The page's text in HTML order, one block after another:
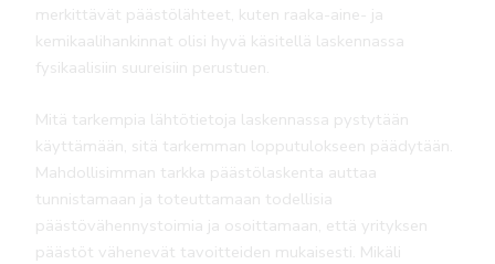
merkittävät päästölähteet, kuten raaka-aine- ja
kemikaalihankinnat olisi hyvä käsitellä laskennassa
fysikaalisiin suureisiin perustuen.
Mitä tarkempia lähtötietoja laskennassa pystytään
käyttämään, sitä tarkemman lopputulokseen päädytään.
Mahdollisimman tarkka päästölaskenta auttaa
tunnistamaan ja toteuttamaan todellisia
päästövähennystoimia ja osoittamaan, että yrityksen
päästöt vähenevät tavoitteiden mukaisesti. Mikäli